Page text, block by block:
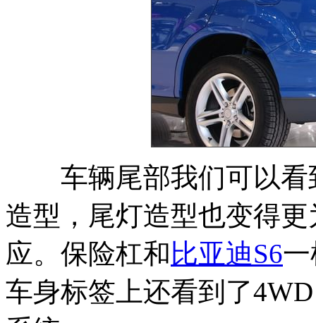
车辆尾部我们可以看
造型，尾灯造型也变得
应。保险杠和 比亚迪S6
车身标签上还看到了